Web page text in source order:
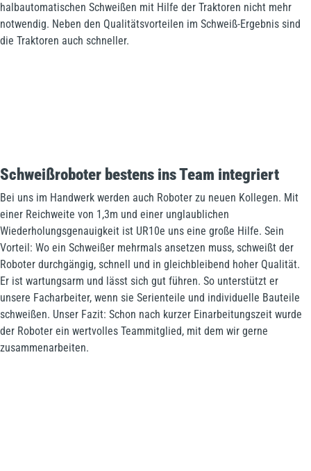
halbautomatischen Schweißen mit Hilfe der Traktoren nicht mehr
notwendig. Neben den Qualitätsvorteilen im Schweiß-Ergebnis sind
die Traktoren auch schneller.
Schweißroboter bestens ins Team integriert
Bei uns im Handwerk werden auch Roboter zu neuen Kollegen. Mit
einer Reichweite von 1,3m und einer unglaublichen
Wiederholungsgenauigkeit ist UR10e uns eine große Hilfe. Sein
Vorteil: Wo ein Schweißer mehrmals ansetzen muss, schweißt der
Roboter durchgängig, schnell und in gleichbleibend hoher Qualität.
Er ist wartungsarm und lässt sich gut führen. So unterstützt er
unsere Facharbeiter, wenn sie Serienteile und individuelle Bauteile
schweißen. Unser Fazit: Schon nach kurzer Einarbeitungszeit wurde
der Roboter ein wertvolles Teammitglied, mit dem wir gerne
zusammenarbeiten.